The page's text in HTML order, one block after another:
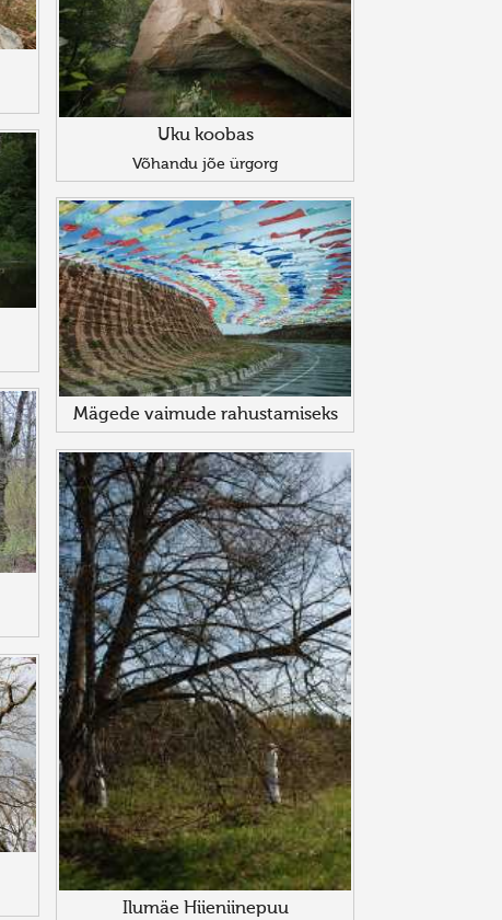
Uku koobas
Võhandu jõe ürgorg
Mägede vaimude rahustamiseks
Ilumäe Hiieniinepuu